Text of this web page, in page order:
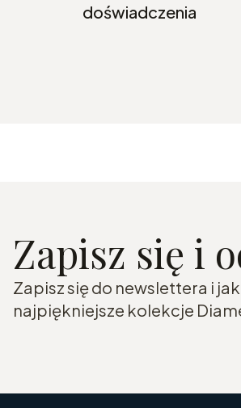
doświadczenia
Zapisz się i
Zapisz się do newslettera i
najpiękniejsze kolekcje